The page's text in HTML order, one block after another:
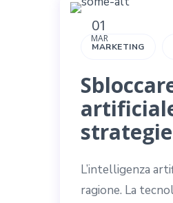
01
MAR
MARKETING
L’intelligenza
ragione. La